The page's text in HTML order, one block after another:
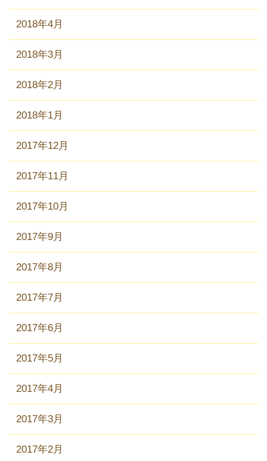
2018年4月
2018年3月
2018年2月
2018年1月
2017年12月
2017年11月
2017年10月
2017年9月
2017年8月
2017年7月
2017年6月
2017年5月
2017年4月
2017年3月
2017年2月